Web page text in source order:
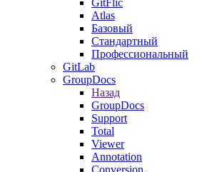
GitFlic
Atlas
Базовый
Стандартный
Профессиональный
GitLab
GroupDocs
Назад
GroupDocs
Support
Total
Viewer
Annotation
Conversion